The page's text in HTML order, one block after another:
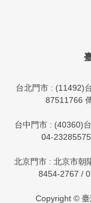
台北門市 : (11492)
87511766
台中門市 : (40360)
04-
北京門市 : 北京市朝
8454-2767 /
Copyright ©